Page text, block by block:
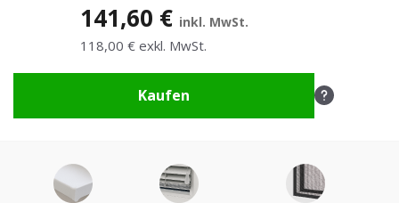
141,60 € inkl. MwSt.
118,00 € exkl. MwSt.
Kaufen